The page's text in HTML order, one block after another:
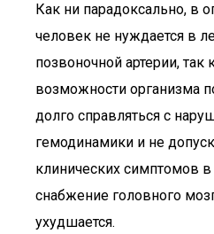
Как ни парадоксально, в
человек не нуждается в
позвоночной артерии,
возможности организма
долго справляться с
гемодинамики и не
клинических симптомов
снабжение головного
ухудшается.